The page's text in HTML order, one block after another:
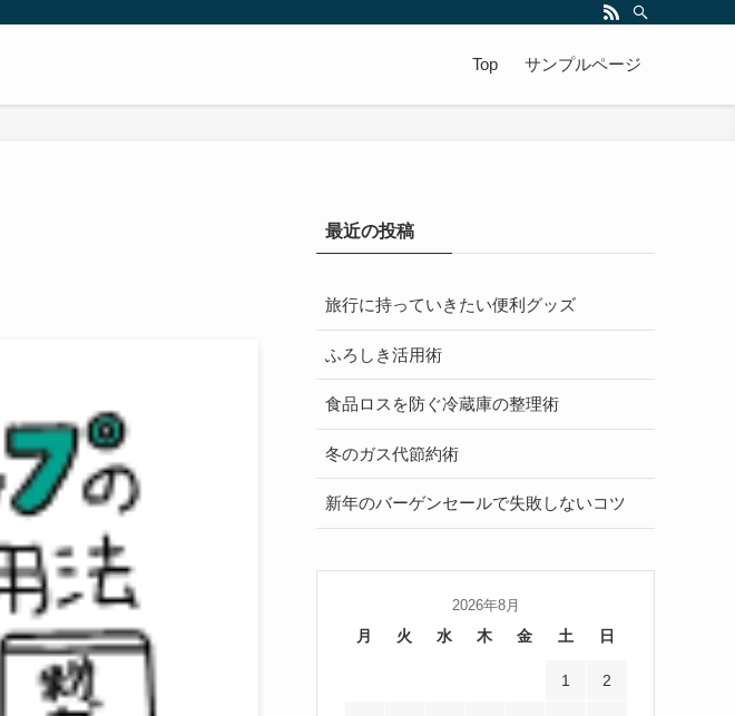
Top サンプルページ
最近の投稿
旅行に持っていきたい便利グッズ
ふろしき活用術
食品ロスを防ぐ冷蔵庫の整理術
冬のガス代節約術
新年のバーゲンセールで失敗しないコツ
2026年8月
月 火 水 木 金 土 日
1 2